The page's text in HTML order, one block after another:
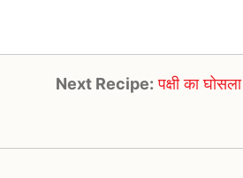
Next Recipe: पक्षी का घोसला